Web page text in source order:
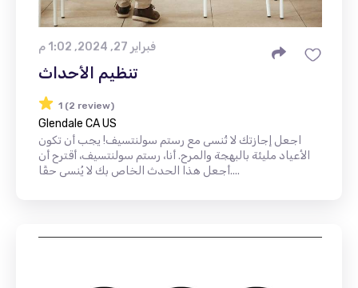
فبراير 27, 2024, 1:02 م
تنظيم الأحداث
1 (2 review)
Glendale CA US
اجعل إجازتك لا تُنسى مع رستم سولنتسيف! يجب أن تكون
الأعياد مليئة بالبهجة والمرح. أنا، رستم سولنتسيف، أقترح أن
أجعل هذا الحدث الخاص بك لا يُنسى حقًا....